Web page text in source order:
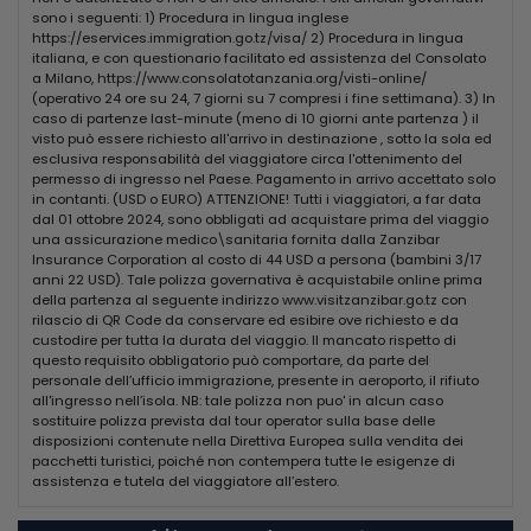
ALTRI SERVIZI
Gli ospiti dell'hotel Ahg Hisia Nungwi Experience possono rilassarsi in
una piscina esterna o praticare windsurf, snorkeling ed escursioni a
piedi. Tra le opzioni spa ci sono un centro benessere e un body scrub,
pedicure e la manicure.
POSIZIONE
Aeroporto Internazionale Abeid Amani Karume si trova a 61 km di
distanza. Per andare da quest’alloggio al centro di Nungwi ci vogliono
10 minuti di cammino. La Baraka Natural Aquarium- Nungwi, a circa 5
minuti in auto, è sicuramente una tappa obbligata per i turisti in
famiglia a Nungwi. La zona propone opportunità di shopping come
Zanzibar Parasailing, a circa 10 minuti in auto da questo hotel. La
stazione degli autobus Daladalas to Stone Town si trova a pochi
passi dall'Ahg Hisia Nungwi Experience Hotel.
Borsaviaggi.it non è responsabile di eventuali variazioni e modifiche
apportate al descrittivo struttura. Per ogni dettaglio si rimanda al
catalogo del tour operator.
INFORMATIVA CORONAVIRUS:
A causa delle norme straordinarie ed in continua evoluzione legate
alla gestione Covid19, alcuni servizi previsti ed indicati nella
descrizione (ad esempio i lettini in spiaggia, le attività di miniclub,
subire variazioni nell''arco della stagione per garantire la salute dei
sono i seguenti: 1) Procedura in lingua inglese
https://eservices.immigration.go.tz/visa/ 2) Procedura in lingua
italiana, e con questionario facilitato ed assistenza del Consolato
a Milano, https://www.consolatotanzania.org/visti-online/
(operativo 24 ore su 24, 7 giorni su 7 compresi i fine settimana). 3) In
caso di partenze last-minute (meno di 10 giorni ante partenza ) il
visto può essere richiesto all'arrivo in destinazione , sotto la sola ed
esclusiva responsabilità del viaggiatore circa l'ottenimento del
permesso di ingresso nel Paese. Pagamento in arrivo accettato solo
in contanti. (USD o EURO) ATTENZIONE! Tutti i viaggiatori, a far data
dal 01 ottobre 2024, sono obbligati ad acquistare prima del viaggio
una assicurazione medico\sanitaria fornita dalla Zanzibar
Insurance Corporation al costo di 44 USD a persona (bambini 3/17
anni 22 USD). Tale polizza governativa è acquistabile online prima
della partenza al seguente indirizzo www.visitzanzibar.go.tz con
rilascio di QR Code da conservare ed esibire ove richiesto e da
custodire per tutta la durata del viaggio. Il mancato rispetto di
questo requisito obbligatorio può comportare, da parte del
personale dell’ufficio immigrazione, presente in aeroporto, il rifiuto
all'ingresso nell’isola. NB: tale polizza non puo' in alcun caso
sostituire polizza prevista dal tour operator sulla base delle
disposizioni contenute nella Direttiva Europea sulla vendita dei
pacchetti turistici, poiché non contempera tutte le esigenze di
assistenza e tutela del viaggiatore all’estero.